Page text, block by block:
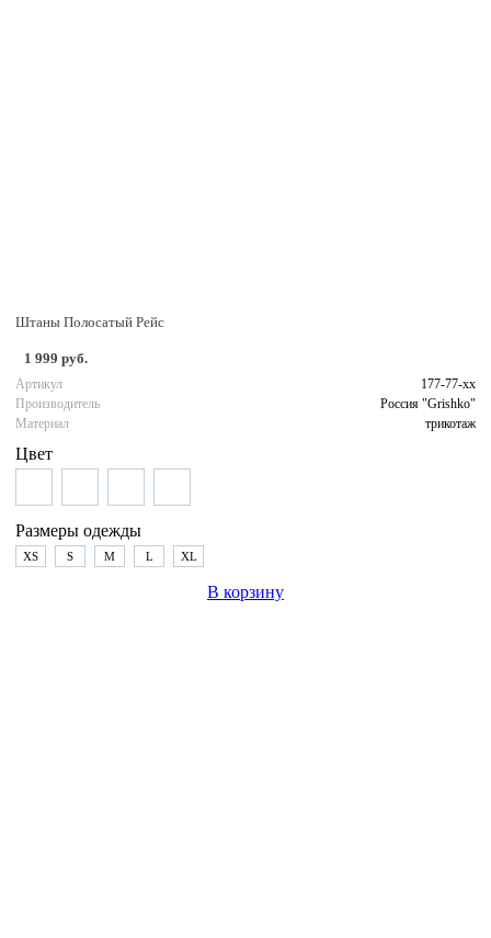
Штаны Полосатый Рейс
1 999 руб.
Артикул
177-77-хх
Производитель
Россия "Grishko"
Материал
трикотаж
Цвет
Размеры одежды
XS S M L XL
В корзину